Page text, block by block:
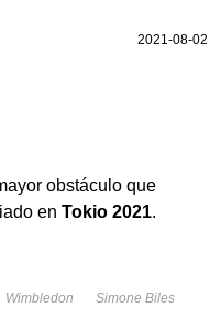
2021-08-02
obstáculo que
en Tokio 2021.
Wimbledon
Simone Biles